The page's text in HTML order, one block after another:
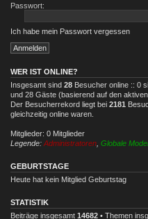
Passwort:
Ich habe mein Passwort vergessen
WER IST ONLINE?
Insgesamt sind 28 Besucher online :: 0
und 28 Gäste (basierend auf den
Der Besucherrekord liegt bei 2181
gleichzeitig online waren.
Mitglieder: 0 Mitglieder
Legende: Administratoren Globale
GEBURTSTAGE
Heute hat kein Mitglied Geburtstag
STATISTIK
Beiträge insgesamt 14682 • Themen